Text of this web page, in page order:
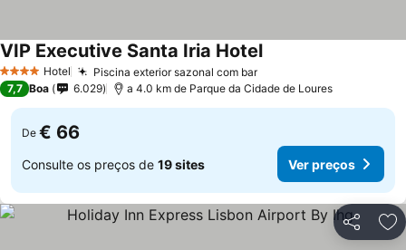
4 EstrelasHotel Piscina exterior sazonal com bar
VIP Executive Santa Iria Hotel
7,7 Boa 6.029 a 4.0 km de Parque da Cidade de Loures
De € 66
Consulte os preços de 19 sites Ver preços
Partilhar